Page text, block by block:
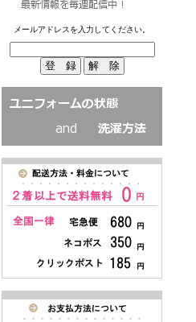
メールアドレスを入力してください。